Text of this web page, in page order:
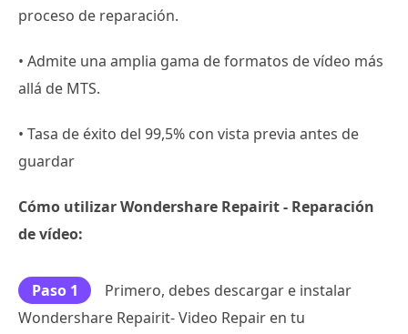
proceso de reparación.
• Admite una amplia gama de formatos de vídeo más
allá de MTS.
• Tasa de éxito del 99,5% con vista previa antes de
guardar
Cómo utilizar Wondershare Repairit - Reparación
de vídeo:
Paso 1
Primero, debes descargar e instalar
Wondershare Repairit- Video Repair en tu